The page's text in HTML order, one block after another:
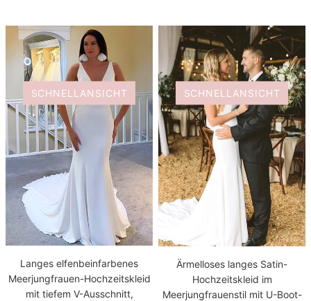
SCHNELLANSICHT
Langes elfenbeinfarbenes
Meerjungfrauen-Hochzeitskleid
mit tiefem V-Ausschnitt,
SCHNELLANSICHT
Ärmelloses langes Satin-
Hochzeitskleid im
Meerjungfrauenstil mit U-Boot-